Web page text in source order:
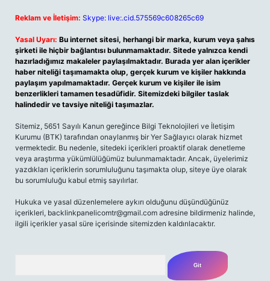
Reklam ve İletişim: Skype: live:.cid.575569c608265c69
Yasal Uyarı: Bu internet sitesi, herhangi bir marka, kurum veya şahıs
şirketi ile hiçbir bağlantısı bulunmamaktadır. Sitede yalnızca kendi
hazırladığımız makaleler paylaşılmaktadır. Burada yer alan içerikler
haber niteliği taşımamakta olup, gerçek kurum ve kişiler hakkında
paylaşım yapılmamaktadır. Gerçek kurum ve kişiler ile isim
benzerlikleri tamamen tesadüfidir. Sitemizdeki bilgiler taslak
halindedir ve tavsiye niteliği taşımazlar.
Sitemiz, 5651 Sayılı Kanun gereğince Bilgi Teknolojileri ve İletişim
Kurumu (BTK) tarafından onaylanmış bir Yer Sağlayıcı olarak hizmet
vermektedir. Bu nedenle, sitedeki içerikleri proaktif olarak denetleme
veya araştırma yükümlülüğümüz bulunmamaktadır. Ancak, üyelerimiz
yazdıkları içeriklerin sorumluluğunu taşımakta olup, siteye üye olarak
bu sorumluluğu kabul etmiş sayılırlar.
Hukuka ve yasal düzenlemelere aykırı olduğunu düşündüğünüz
içerikleri, backlinkpanelicomtr@gmail.com adresine bildirmeniz halinde,
ilgili içerikler yasal süre içerisinde sitemizden kaldırılacaktır.